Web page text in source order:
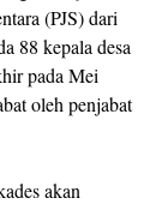
(PJS) dari
88 kepala desa
pada Mei
oleh penjabat
akan